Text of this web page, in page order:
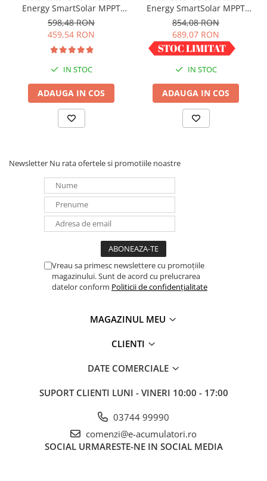
Surse UPS
UPS pentru centrale termice si
sisteme de urgenta - acumulator
UPS Calculatoare si Servere
UPS Trifazat
Stabilizatoare Tensiune
PDUs unitati de distributie a
energiei electrice
Frigidere portabile
Panouri portabile
Statii energie portabile
Intrerupatoare si prize
Lumina (Becuri si Lanterne)
Laptop & PC accesorii, baterii,
cabluri USB, prelungitoare USB
Cablu de date si Adaptoare
Energy SmartSolar MPPT
100/20 (pana la 48V) Retail
598,48 RON
459,54 RON
IN STOC
ADAUGA IN COS
Energy SmartSolar MPPT
100/30
854,08 RON
689,07 RON
IN STOC
ADAUGA IN COS
Newsletter Nu rata ofertele si promotiile noastre
Vreau sa primesc newslettere cu promoțiile
magazinului. Sunt de acord cu prelucrarea
datelor conform Politicii de confidențialitate
MAGAZINUL MEU
CLIENTI
DATE COMERCIALE
SUPORT CLIENTI LUNI - VINERI 10:00 - 17:00
03744 99990
comenzi@e-acumulatori.ro
SOCIAL URMARESTE-NE IN SOCIAL MEDIA